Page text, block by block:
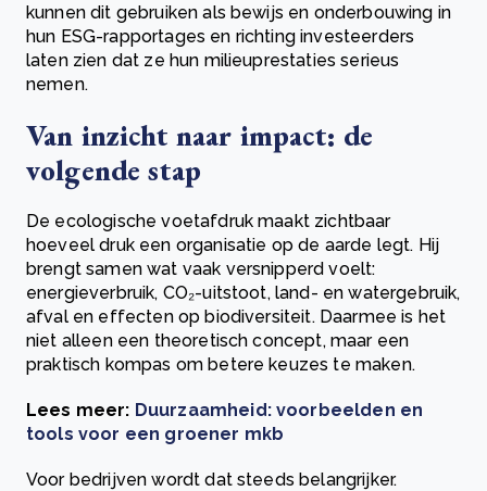
kunnen dit gebruiken als bewijs en onderbouwing in
hun ESG-rapportages en richting investeerders
laten zien dat ze hun milieuprestaties serieus
nemen.
Van inzicht naar impact: de
volgende stap
De ecologische voetafdruk maakt zichtbaar
hoeveel druk een organisatie op de aarde legt. Hij
brengt samen wat vaak versnipperd voelt:
energieverbruik, CO₂-uitstoot, land- en watergebruik,
afval en effecten op biodiversiteit. Daarmee is het
niet alleen een theoretisch concept, maar een
praktisch kompas om betere keuzes te maken.
Lees meer: Duurzaamheid: voorbeelden en
tools voor een groener mkb
Voor bedrijven wordt dat steeds belangrijker.